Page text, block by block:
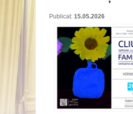
Publicat: 15.05.2026